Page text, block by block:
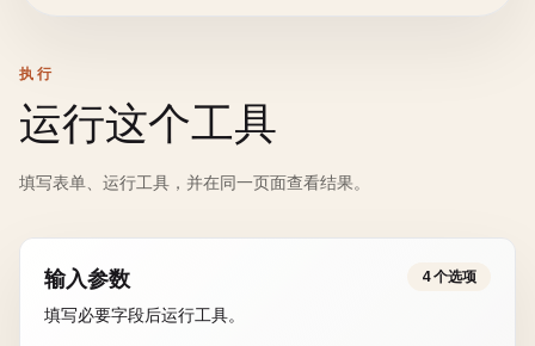
执行
运行这个工具
填写表单、运行工具，并在同一页面查看结果。
输入参数
填写必要字段后运行工具。
4 个选项